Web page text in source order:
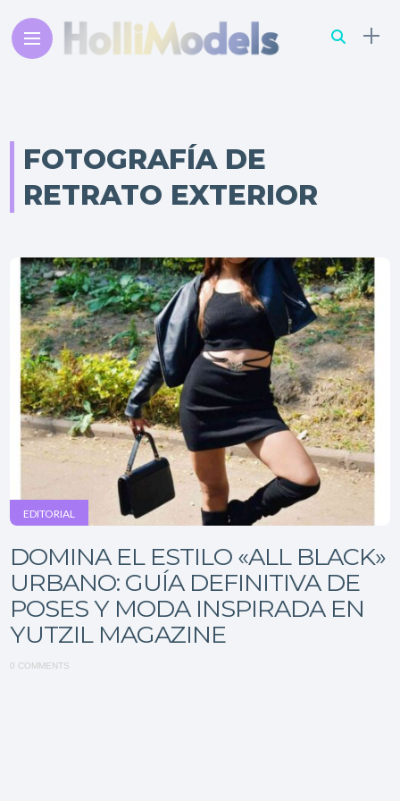
FOTOGRAFÍA DE
RETRATO EXTERIOR
EDITORIAL
DOMINA EL ESTILO «ALL BLACK»
URBANO: GUÍA DEFINITIVA DE
POSES Y MODA INSPIRADA EN
YUTZIL MAGAZINE
0 COMMENTS